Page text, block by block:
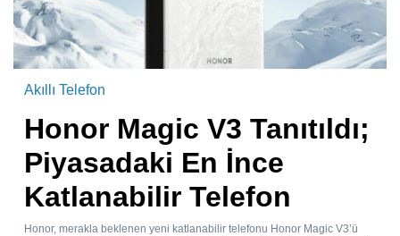
Akıllı Telefon
Honor Magic V3 Tanıtıldı;
Piyasadaki En İnce
Katlanabilir Telefon
Honor, merakla beklenen yeni katlanabilir telefonu Honor Magic V3’ü